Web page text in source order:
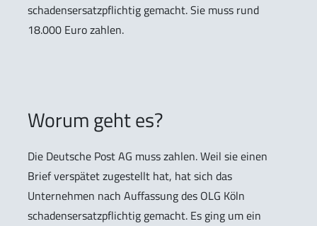
schadensersatzpflichtig gemacht. Sie muss rund
18.000 Euro zahlen.
Worum geht es?
Die Deutsche Post AG muss zahlen. Weil sie einen
Brief verspätet zugestellt hat, hat sich das
Unternehmen nach Auffassung des OLG Köln
schadensersatzpflichtig gemacht. Es ging um ein